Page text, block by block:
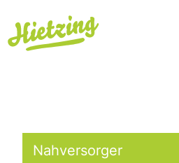
Nahversorger